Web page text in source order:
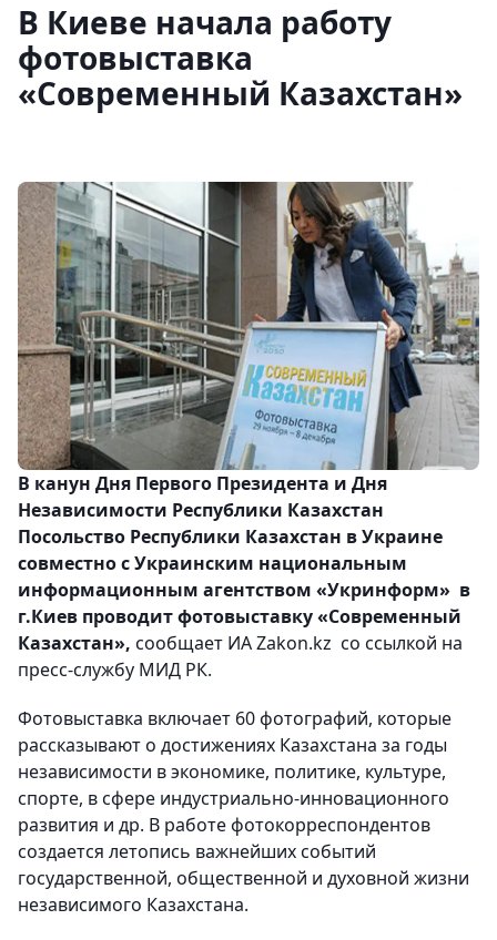
В Киеве начала работу
фотовыставка
«Современный Казахстан»
В канун Дня Первого Президента и Дня
Независимости Республики Казахстан
Посольство Республики Казахстан в Украине
совместно с Украинским национальным
информационным агентством «Укринформ» в
г.Киев проводит фотовыставку «Современный
Казахстан», сообщает ИА Zakon.kz со ссылкой на
пресс-службу МИД РК.
Фотовыставка включает 60 фотографий, которые
рассказывают о достижениях Казахстана за годы
независимости в экономике, политике, культуре,
спорте, в сфере индустриально-инновационного
развития и др. В работе фотокорреспондентов
создается летопись важнейших событий
государственной, общественной и духовной жизни
независимого Казахстана.